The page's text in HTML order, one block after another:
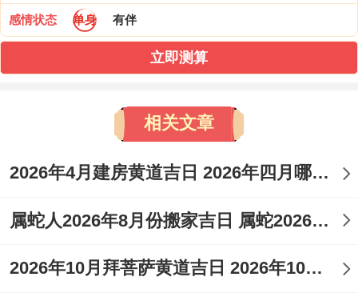
感情状态 单身 有伴
立即测算
相关文章
2026年4月建房黄道吉日 2026年四月哪天适合建房
属蛇人2026年8月份搬家吉日 属蛇2026年8月搬家黄道吉日
2026年10月拜菩萨黄道吉日 2026年10月吉日